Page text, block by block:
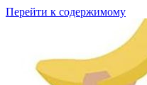
Перейти к содержимому